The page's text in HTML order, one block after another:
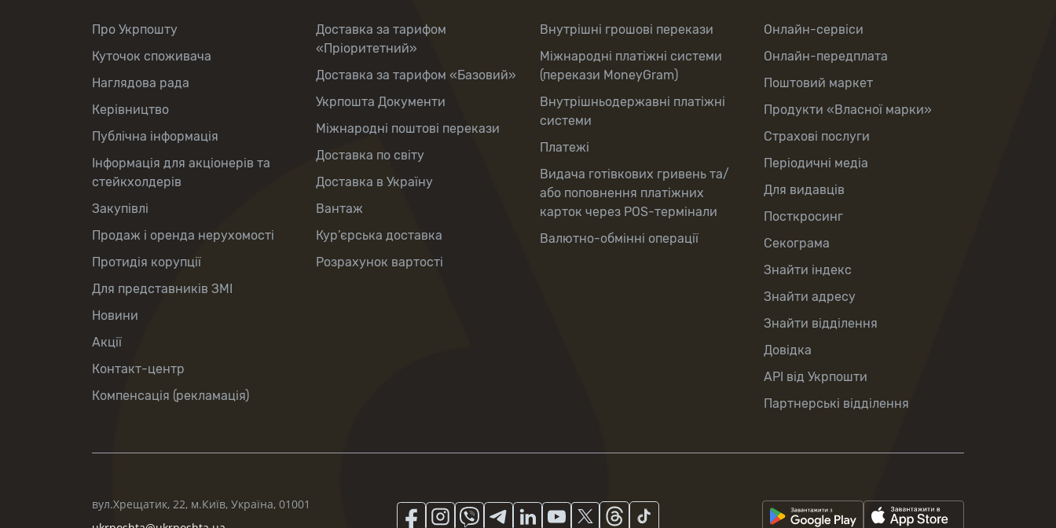
Про Укрпошту
Куточок споживача
Наглядова рада
Керівництво
Публічна інформація
Інформація для акціонерів та
стейкхолдерів
Закупівлі
Продаж і оренда нерухомості
Протидія корупції
Для представників ЗМІ
Новини
Акції
Контакт-центр
Компенсація (рекламація)
Доставка за тарифом
«Пріоритетний»
Доставка за тарифом «Базовий»
Укрпошта Документи
Міжнародні поштові перекази
Доставка по світу
Доставка в Україну
Вантаж
Кур’єрська доставка
Розрахунок вартості
Внутрішні грошові перекази
Міжнародні платіжні системи
(перекази MoneyGram)
Внутрішньодержавні платіжні
системи
Платежі
Видача готівкових гривень та/
або поповнення платіжних
карток через POS-термінали
Валютно-обмінні операції
Онлайн-сервіси
Онлайн-передплата
Поштовий маркет
Продукти «Власної марки»
Страхові послуги
Періодичні медіа
Для видавців
Посткросинг
Секограма
Знайти індекс
Знайти адресу
Знайти відділення
Довідка
API від Укрпошти
Партнерські відділення
вул.Хрещатик, 22, м.Київ, Україна, 01001